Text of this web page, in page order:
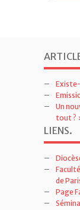
Un
tout ?
LIENS.